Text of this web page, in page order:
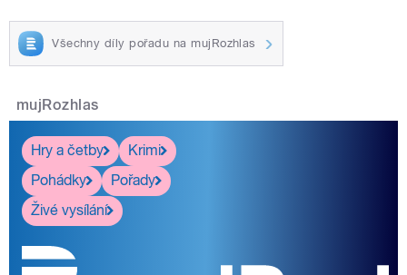
Všechny díly pořadu na mujRozhlas
mujRozhlas
Hry a četby
Krimi
Pohádky
Pořady
Živé vysílání